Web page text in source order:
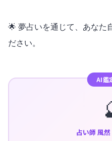
🌟 夢占いを通じて、あなた
ださい。
AI鑑
占い師 風然